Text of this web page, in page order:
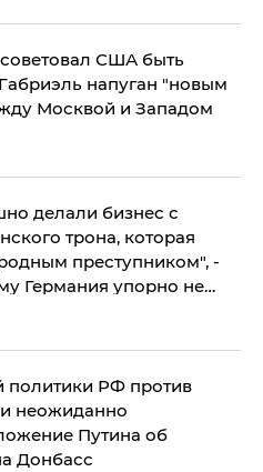
США быть
напуган "новым
Москвой и Западом
делали бизнес с
трона, которая
преступником", -
Германия упорно не
политики РФ против
неожиданно
Путина об
Донбасс